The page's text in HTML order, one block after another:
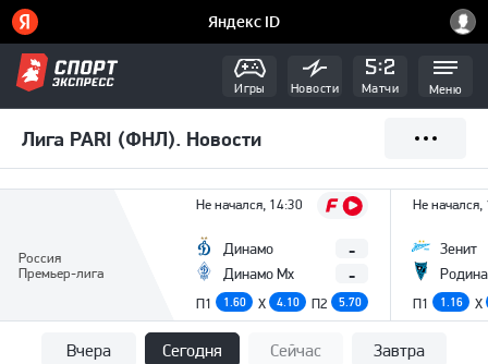
Игры Новости Матчи Меню
Лига PARI (ФНЛ). Новости
Россия
Премьер-лига
Не начался, 14:30
Динамо
Динамо Мх
-
-
П1 1.60 X 4.10 П2 5.70
Не начался,
Зенит
Родина
П1 1.16 X
Вчера Сегодня Сейчас Завтра